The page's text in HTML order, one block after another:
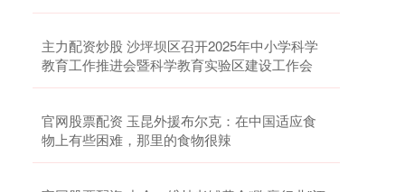
主力配资炒股 沙坪坝区召开2025年中小学科学
教育工作推进会暨科学教育实验区建设工作会
官网股票配资 玉昆外援布尔克：在中国适应食
物上有些困难，那里的食物很辣